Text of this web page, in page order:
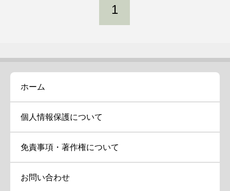
1
ホーム
個人情報保護について
免責事項・著作権について
お問い合わせ